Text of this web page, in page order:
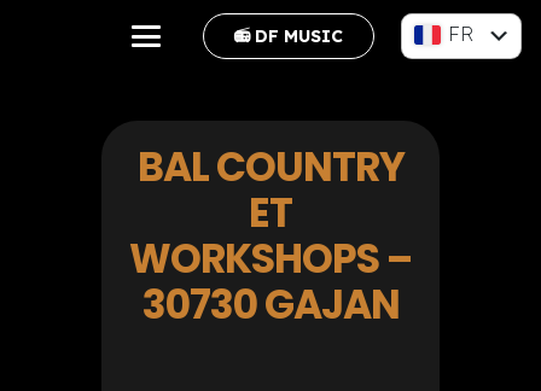
📻 DF MUSIC
FR
BAL COUNTRY
ET
WORKSHOPS –
30730 GAJAN